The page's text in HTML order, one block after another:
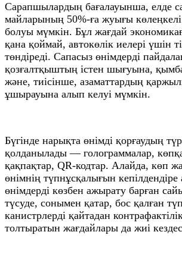
Сарапшылардың бағалауынша, елде
майларының 50%-ға жуығы
болуы мүмкін. Бұл жағдай
қана қоймай, автокөлік иелері үшін
төндіреді. Сапасыз өнімдерді
қозғалтқыштың істен шығуына,
және, тиісінше, азаматтардың
ұшырауына алып келуі мүмкін.
Бүгінде нарықта өнімді қорғаудың
қолданылады — голограммалар,
қақпақтар, QR-кодтар. Алайда, көп
өнімнің түпнұсқалығын
өнімдерді көзбен ажырату барған
түсуде, сонымен қатар, бос қалған
канистрлерді қайтадан
толтыратын жағдайлары да жиі